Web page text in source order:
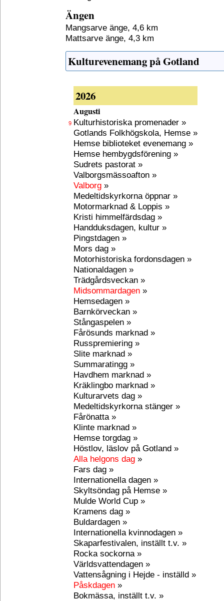
Ängen
Mangsarve änge, 4,6 km
Mattsarve änge, 4,3 km
Kulturevenemang på Gotland
2026
Augusti
9 Kulturhistoriska promenader »
Gotlands Folkhögskola, Hemse »
Hemse biblioteket evenemang »
Hemse hembygdsförening »
Sudrets pastorat »
Valborgsmässoafton »
Valborg »
Medeltidskyrkorna öppnar »
Motormarknad & Loppis »
Kristi himmelfärdsdag »
Handduksdagen, kultur »
Pingstdagen »
Mors dag »
Motorhistoriska fordonsdagen »
Nationaldagen »
Trädgårdsveckan »
Midsommardagen »
Hemsedagen »
Barnkörveckan »
Stångaspelen »
Fårösunds marknad »
Russpremiering »
Slite marknad »
Summaratingg »
Havdhem marknad »
Kräklingbo marknad »
Kulturarvets dag »
Medeltidskyrkorna stänger »
Fårönatta »
Klinte marknad »
Hemse torgdag »
Höstlov, läslov på Gotland »
Alla helgons dag »
Fars dag »
Internationella dagen »
Skyltsöndag på Hemse »
Mulde World Cup »
Kramens dag »
Buldardagen »
Internationella kvinnodagen »
Skaparfestivalen, inställt t.v. »
Rocka sockorna »
Världsvattendagen »
Vattensågning i Hejde - inställd »
Påskdagen »
Bokmässa, inställt t.v. »